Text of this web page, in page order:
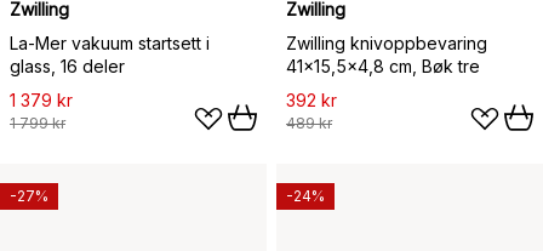
Zwilling
La-Mer vakuum startsett i
glass, 16 deler
1 379 kr
1 799 kr
Zwilling
Zwilling knivoppbevaring
41x15,5x4,8 cm, Bøk tre
392 kr
489 kr
-27% -24%